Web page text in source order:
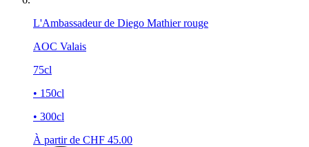
L'Ambassadeur de Diego Mathier rouge
AOC Valais
75cl
• 150cl
• 300cl
À partir de CHF 45.00